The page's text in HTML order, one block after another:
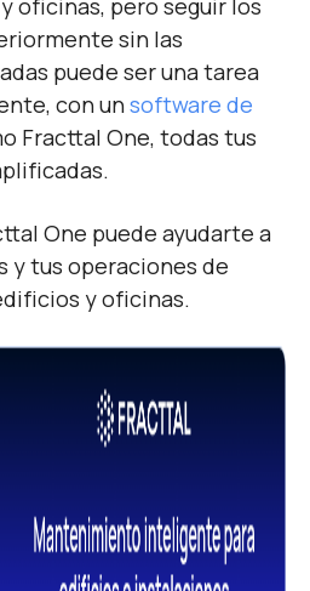
oficinas, pero seguir los
sin las
puede ser una tarea
con unsoftware de
Fracttal One, todas tus
One puede ayudarte a
y tus operaciones de
y oficinas.